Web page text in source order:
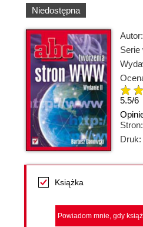
Niedostępna
Autor:
Serie
5.5/6
Stron:
Druk:
Książka
Powiadom mnie, gdy